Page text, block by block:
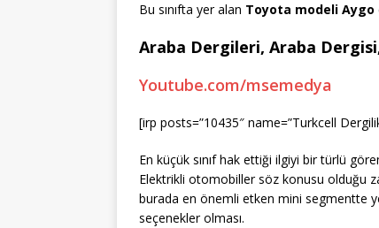
Bu sınıfta yer alan Toyota modeli Aygo
Araba Dergileri, Araba
Youtube.com/msemedya
[irp posts=”10435″ name=”Turkcell
En küçük sınıf hak ettiği ilgiyi bir türlü
Elektrikli otomobiller söz konusu olduğu
burada en önemli etken mini segmentte
seçenekler olması.